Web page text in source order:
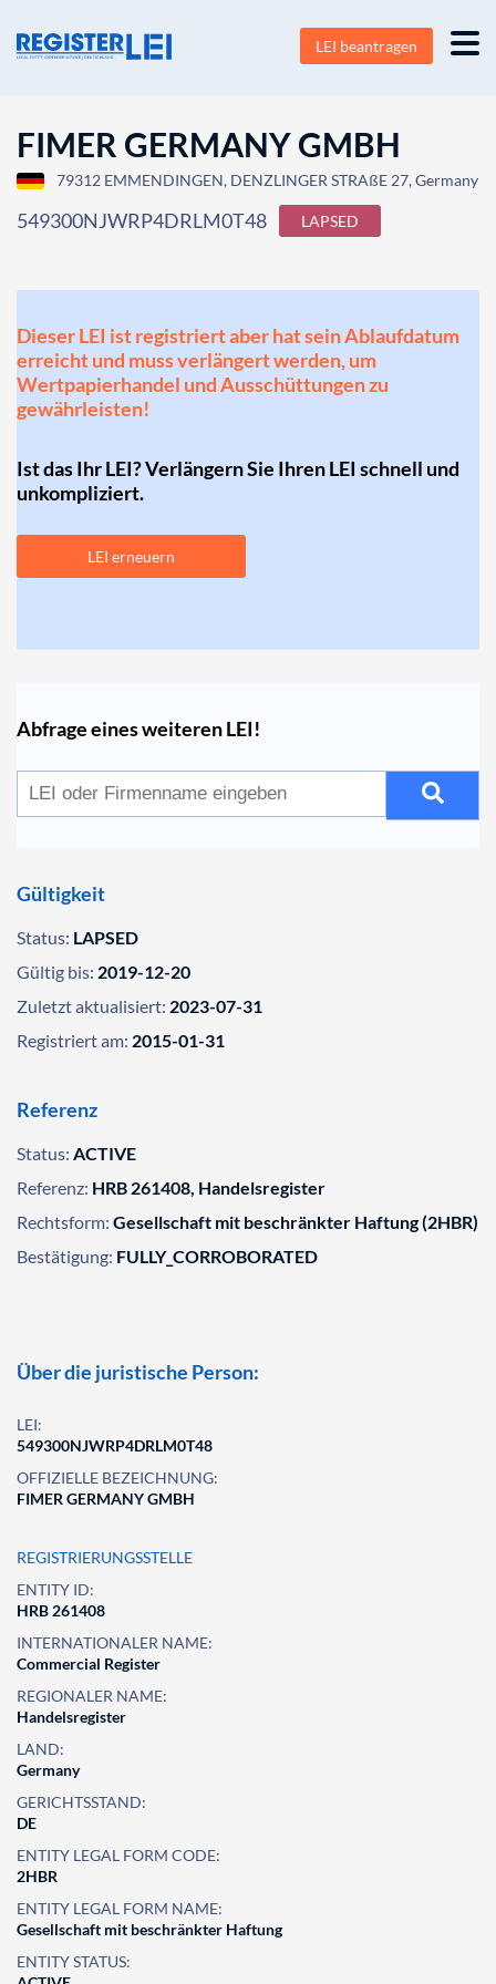
LEI beantragen
FIMER GERMANY GMBH
79312 EMMENDINGEN, DENZLINGER STRAßE 27, Germany
549300NJWRP4DRLM0T48 LAPSED
Dieser LEI ist registriert aber hat sein Ablaufdatum
erreicht und muss verlängert werden, um
Wertpapierhandel und Ausschüttungen zu
gewährleisten!
Ist das Ihr LEI? Verlängern Sie Ihren LEI schnell und
unkompliziert.
LEI erneuern
Abfrage eines weiteren LEI!
Gültigkeit
Status: LAPSED
Gültig bis: 2019-12-20
Zuletzt aktualisiert: 2023-07-31
Registriert am: 2015-01-31
Referenz
Status: ACTIVE
Referenz: HRB 261408, Handelsregister
Rechtsform: Gesellschaft mit beschränkter Haftung (2HBR)
Bestätigung: FULLY_CORROBORATED
Über die juristische Person:
LEI:
549300NJWRP4DRLM0T48
OFFIZIELLE BEZEICHNUNG:
FIMER GERMANY GMBH
REGISTRIERUNGSSTELLE
ENTITY ID:
HRB 261408
INTERNATIONALER NAME:
Commercial Register
REGIONALER NAME:
Handelsregister
LAND:
Germany
GERICHTSSTAND:
DE
ENTITY LEGAL FORM CODE:
2HBR
ENTITY LEGAL FORM NAME:
Gesellschaft mit beschränkter Haftung
ENTITY STATUS: